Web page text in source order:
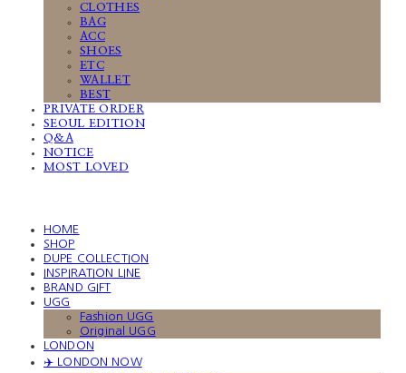
CLOTHES
BAG
ACC
SHOES
ETC
WALLET
BEST
PRIVATE ORDER
SEOUL EDITION
Q&A
NOTICE
MOST LOVED
HOME
SHOP
DUPE COLLECTION
INSPIRATION LINE
BRAND GIFT
UGG
Fashion UGG
Original UGG
LONDON
✈️ LONDON NOW